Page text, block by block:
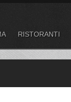
RISTORANTI